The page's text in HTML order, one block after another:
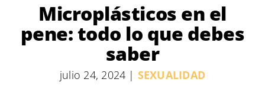
Microplásticos en el
pene: todo lo que debes
saber
julio 24, 2024 | SEXUALIDAD